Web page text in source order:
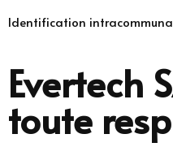
Identification
Evertech
toute